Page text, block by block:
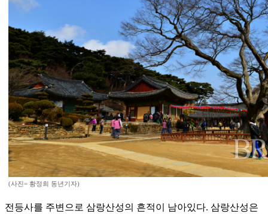
(사진= 황정희 동년기자)
전등사를 주변으로 삼랑산성의 흔적이 남아있다. 삼랑산성은